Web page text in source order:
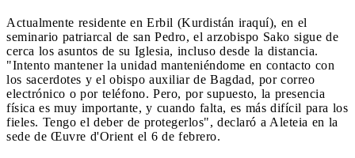
Actualmente residente en Erbil (Kurdistán iraquí), en el
seminario patriarcal de san Pedro, el arzobispo Sako sigue de
cerca los asuntos de su Iglesia, incluso desde la distancia.
"Intento mantener la unidad manteniéndome en contacto con
los sacerdotes y el obispo auxiliar de Bagdad, por correo
electrónico o por teléfono. Pero, por supuesto, la presencia
física es muy importante, y cuando falta, es más difícil para los
fieles. Tengo el deber de protegerlos", declaró a Aleteia en la
sede de Œuvre d'Orient el 6 de febrero.